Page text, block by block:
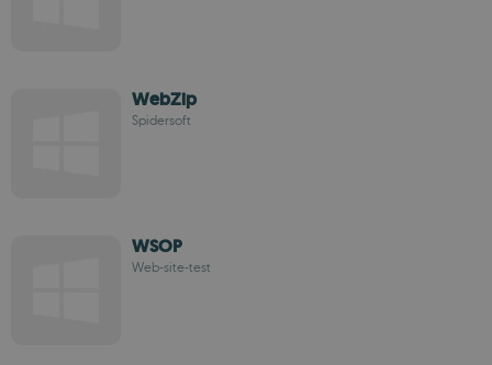
WebZip
Spidersoft
WSOP
Web-site-test